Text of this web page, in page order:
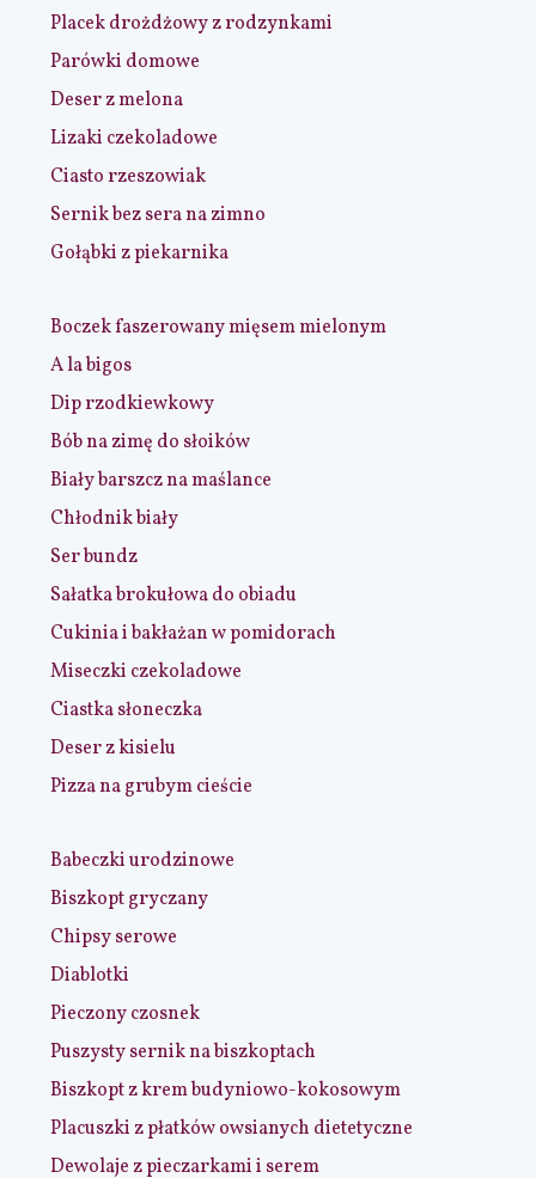
Placek drożdżowy z rodzynkami
Parówki domowe
Deser z melona
Lizaki czekoladowe
Ciasto rzeszowiak
Sernik bez sera na zimno
Gołąbki z piekarnika
Boczek faszerowany mięsem mielonym
A la bigos
Dip rzodkiewkowy
Bób na zimę do słoików
Biały barszcz na maślance
Chłodnik biały
Ser bundz
Sałatka brokułowa do obiadu
Cukinia i bakłażan w pomidorach
Miseczki czekoladowe
Ciastka słoneczka
Deser z kisielu
Pizza na grubym cieście
Babeczki urodzinowe
Biszkopt gryczany
Chipsy serowe
Diablotki
Pieczony czosnek
Puszysty sernik na biszkoptach
Biszkopt z krem budyniowo-kokosowym
Placuszki z płatków owsianych dietetyczne
Dewolaje z pieczarkami i serem